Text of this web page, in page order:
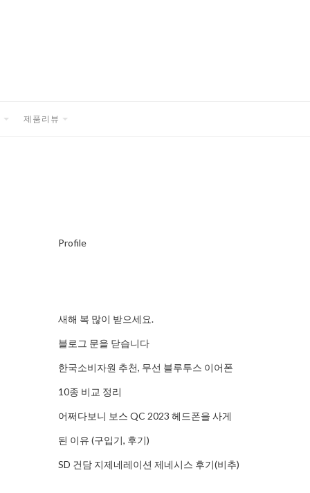
제품리뷰
Profile
새해 복 많이 받으세요.
블로그 문을 닫습니다
한국소비자원 추천, 무선 블루투스 이어폰
10종 비교 정리
어쩌다보니 보스 QC 2023 헤드폰을 사게
된 이유 (구입기, 후기)
SD 건담 지제네레이션 제네시스 후기(비추)